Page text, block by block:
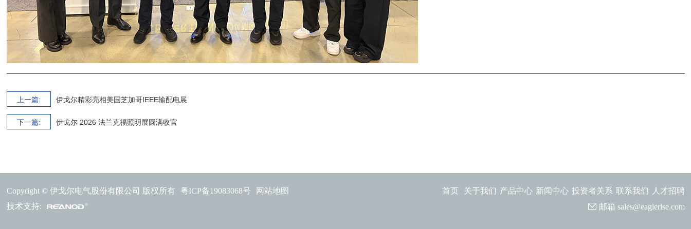
上一篇: 伊戈尔精彩亮相美国芝加哥IEEE输配电展
下一篇: 伊戈尔 2026 法兰克福照明展圆满收官
首页 关于我们 产品中心 新闻中心 投资者关系 联系我们
人才招聘
邮箱 sales@eaglerise.com
Copyright © 伊戈尔电气股份有限公司 版权所有 粤ICP备19083068号
网站地图
技术支持: